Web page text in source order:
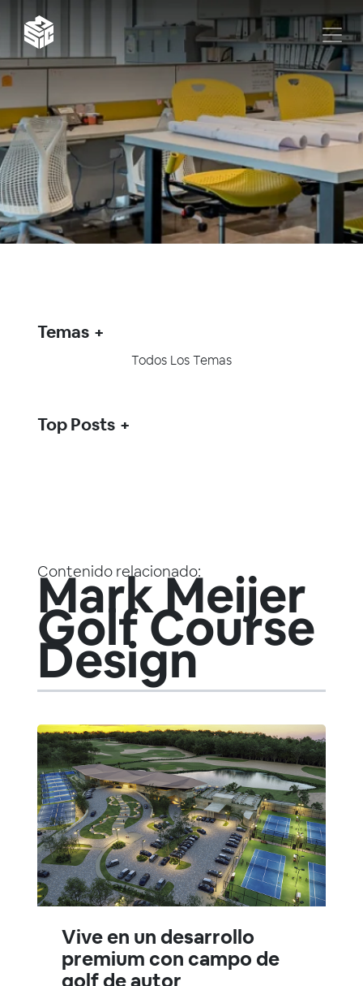
Contenido relacionado:
Mark Meijer
Golf Course
Design
Vive en un desarrollo
premium con campo de
golf de autor
Temas
Todos Los Temas
Top Posts